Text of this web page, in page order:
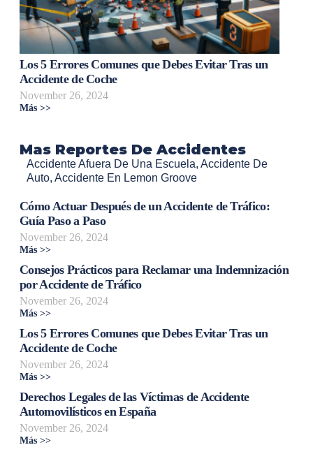
Los 5 Errores Comunes que Debes Evitar Tras un
Accidente de Coche
November 26, 2024
Más >>
Mas Reportes De Accidentes
Accidente Afuera De Una Escuela, Accidente De
Auto, Accidente En Lemon Groove
Cómo Actuar Después de un Accidente de Tráfico:
Guía Paso a Paso
November 26, 2024
Más >>
Consejos Prácticos para Reclamar una Indemnización
por Accidente de Tráfico
November 26, 2024
Más >>
Los 5 Errores Comunes que Debes Evitar Tras un
Accidente de Coche
November 26, 2024
Más >>
Derechos Legales de las Víctimas de Accidente
Automovilísticos en España
November 26, 2024
Más >>